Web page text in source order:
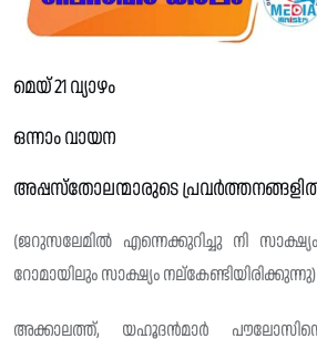
മെയ് 21 വ്യാഴം
ഒന്നാം വായന
അപ്പസ്തോലന്മാരുടെ
(ജറുസലേമിൽ എന്നെക്കുറിച്ചു നി
റോമായിലും സാക്ഷ്യം നല്‌കേണ്ടിയിരിക്കുന്നു)
അക്കാലത്ത്, യഹൂദൻമാർ